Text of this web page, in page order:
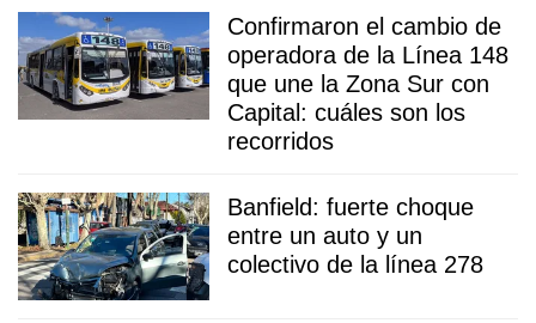
Confirmaron el cambio de
operadora de la Línea 148
que une la Zona Sur con
Capital: cuáles son los
recorridos
Banfield: fuerte choque
entre un auto y un
colectivo de la línea 278